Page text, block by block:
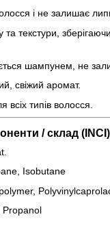
і не залишає
та текстури,
шампунем, не
свіжий аромат.
всіх типів волосся.
/ склад (INCI)
Isobutane
Propanol